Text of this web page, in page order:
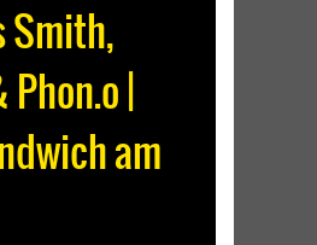
Smith,
Phon.o |
am